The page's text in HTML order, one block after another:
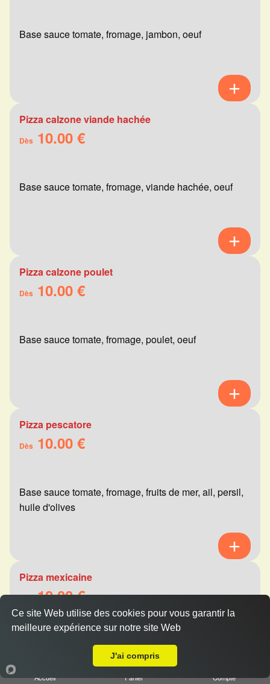
Base sauce tomate, fromage, jambon, oeuf
Pizza calzone viande hachée
Dès 10.00 €
Base sauce tomate, fromage, viande hachée, oeuf
Pizza calzone poulet
Dès 10.00 €
Base sauce tomate, fromage, poulet, oeuf
Pizza pescatore
Dès 10.00 €
Base sauce tomate, fromage, fruits de mer, ail, persil,
huile d'olives
Pizza mexicaine
Dès10.00 €
Base sauce tomate, fromage, viande hachée,
merguez, champignons, poivrons
Accueil Panier Compte
Ce site Web utilise des cookies pour vous garantir la
meilleure expérience sur notre site Web
J'ai compris